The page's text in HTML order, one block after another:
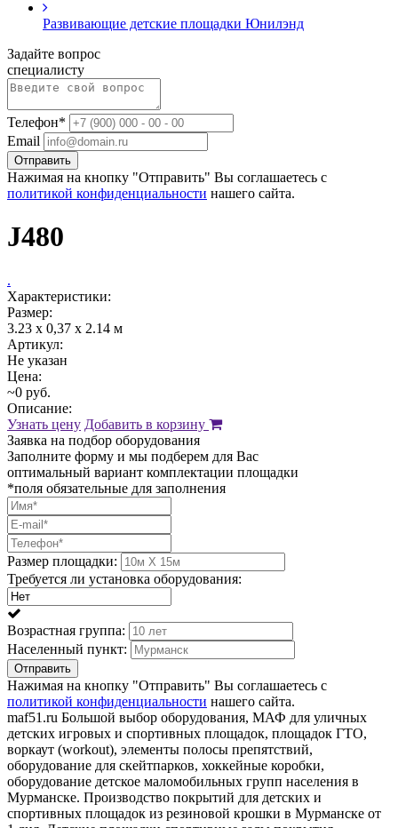
Развивающие детские площадки Юнилэнд
Задайте вопрос
специалисту
Телефон*
Email
Отправить
Нажимая на кнопку "Отправить" Вы соглашаетесь с
политикой конфиденциальности нашего сайта.
J480
.
Характеристики:
Размер:
3.23 х 0,37 x 2.14 м
Артикул:
Не указан
Цена:
~0 руб.
Описание:
Узнать цену Добавить в корзину
Заявка на подбор оборудования
Заполните форму и мы подберем для Вас
оптимальный вариант комплектации площадки
*поля обязательные для заполнения
Размер площадки:
Требуется ли установка оборудования:
Возрастная группа:
Населенный пункт:
Отправить
Нажимая на кнопку "Отправить" Вы соглашаетесь с
политикой конфиденциальности нашего сайта.
maf51.ru Большой выбор оборудования, МАФ для уличных
детских игровых и спортивных площадок, площадок ГТО,
воркаут (workout), элементы полосы препятствий,
оборудование для скейтпарков, хоккейные коробки,
оборудование детское маломобильных групп населения в
Мурманске. Производство покрытий для детских и
спортивных площадок из резиновой крошки в Мурманске от